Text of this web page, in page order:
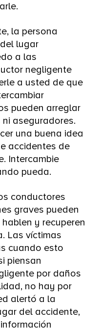
la persona
lugar
a las
negligente
a usted de que
pueden arreglar
aseguradores.
una buena idea
accidentes de
Intercambie
pueda.
conductores
graves pueden
y recuperen
Las víctimas
cuando esto
piensan
por daños
no hay por
alertó a la
del accidente,